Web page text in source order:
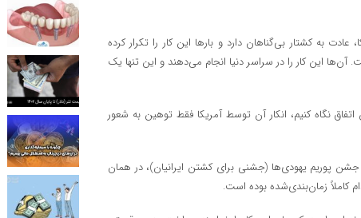
عادت به کشتار بی‌گناهان دارد و بارها این کار را تکرار کرده
این کار را در سراسر دنیا انجام می‌دهند و این تنها یک
نگاه کنیم، انکار آن توسط آمریکا فقط توهین به شعور
جشن پوریم یهودی‌ها (جشنی برای کشتن ایرانیان)، در همان
کاملاً زمان‌بندی‌شده بوده است.